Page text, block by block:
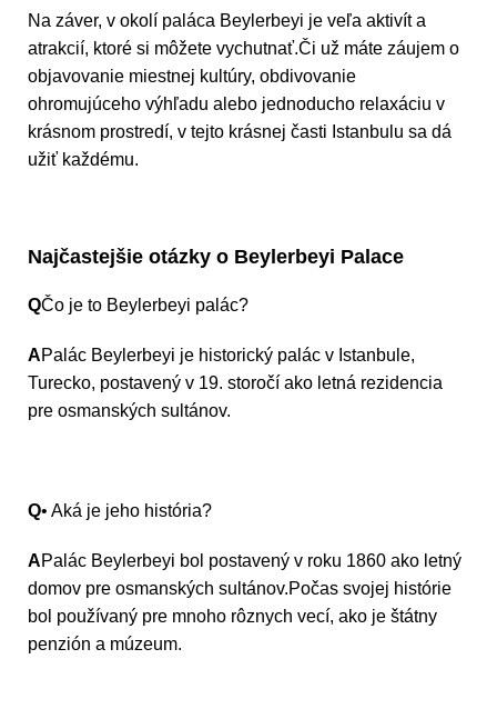
Na záver, v okolí paláca Beylerbeyi je veľa aktivít a
atrakcií, ktoré si môžete vychutnať.Či už máte záujem o
objavovanie miestnej kultúry, obdivovanie
ohromujúceho výhľadu alebo jednoducho relaxáciu v
krásnom prostredí, v tejto krásnej časti Istanbulu sa dá
užiť každému.
Najčastejšie otázky o Beylerbeyi Palace
QČo je to Beylerbeyi palác?
APalác Beylerbeyi je historický palác v Istanbule,
Turecko, postavený v 19. storočí ako letná rezidencia
pre osmanských sultánov.
Q• Aká je jeho história?
APalác Beylerbeyi bol postavený v roku 1860 ako letný
domov pre osmanských sultánov.Počas svojej histórie
bol používaný pre mnoho rôznych vecí, ako je štátny
penzión a múzeum.